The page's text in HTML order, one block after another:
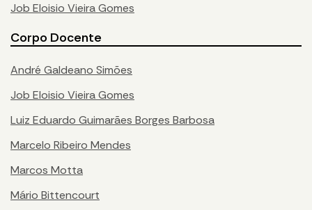
Job Eloisio Vieira Gomes
Corpo Docente
André Galdeano Simões
Job Eloisio Vieira Gomes
Luiz Eduardo Guimarães Borges Barbosa
Marcelo Ribeiro Mendes
Marcos Motta
Mário Bittencourt